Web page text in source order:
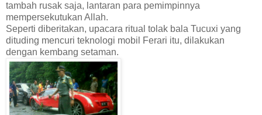
tambah rusak saja, lantaran para pemimpinnya
mempersekutukan Allah.
Seperti diberitakan, upacara ritual tolak bala Tucuxi yang
dituding mencuri teknologi mobil Ferari itu, dilakukan
dengan kembang setaman.